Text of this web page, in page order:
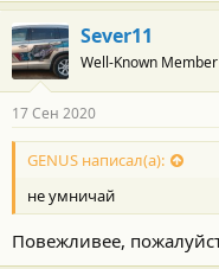
Sever11
Well-Known Member
17 Сен 2020
GENUS написал(а):
не умничай
Повежливее,